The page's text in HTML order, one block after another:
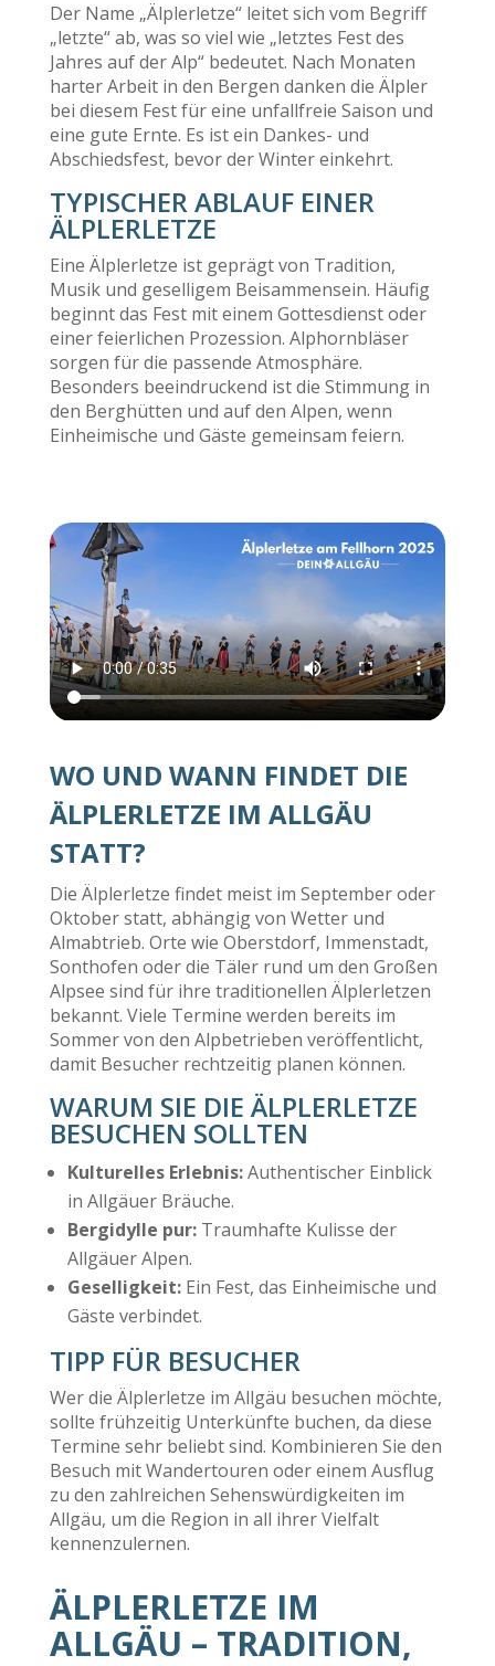
Der Name „Älplerletze“ leitet sich vom Begriff
„letzte“ ab, was so viel wie „letztes Fest des
Jahres auf der Alp“ bedeutet. Nach Monaten
harter Arbeit in den Bergen danken die Älpler
bei diesem Fest für eine unfallfreie Saison und
eine gute Ernte. Es ist ein Dankes- und
Abschiedsfest, bevor der Winter einkehrt.
TYPISCHER ABLAUF EINER
ÄLPLERLETZE
Eine Älplerletze ist geprägt von Tradition,
Musik und geselligem Beisammensein. Häufig
beginnt das Fest mit einem Gottesdienst oder
einer feierlichen Prozession. Alphornbläser
sorgen für die passende Atmosphäre.
Besonders beeindruckend ist die Stimmung in
den Berghütten und auf den Alpen, wenn
Einheimische und Gäste gemeinsam feiern.
WO UND WANN FINDET DIE
ÄLPLERLETZE IM ALLGÄU
STATT?
Die Älplerletze findet meist im September oder
Oktober statt, abhängig von Wetter und
Almabtrieb. Orte wie Oberstdorf, Immenstadt,
Sonthofen oder die Täler rund um den Großen
Alpsee sind für ihre traditionellen Älplerletzen
bekannt. Viele Termine werden bereits im
Sommer von den Alpbetrieben veröffentlicht,
damit Besucher rechtzeitig planen können.
WARUM SIE DIE ÄLPLERLETZE
BESUCHEN SOLLTEN
Kulturelles Erlebnis:Authentischer Einblick
in Allgäuer Bräuche.
Bergidylle pur:Traumhafte Kulisse der
Allgäuer Alpen.
Geselligkeit:Ein Fest, das Einheimische und
Gäste verbindet.
TIPP FÜR BESUCHER
Wer die Älplerletze im Allgäu besuchen möchte,
sollte frühzeitig Unterkünfte buchen, da diese
Termine sehr beliebt sind. Kombinieren Sie den
Besuch mit Wandertouren oder einem Ausflug
zu den zahlreichen Sehenswürdigkeiten im
Allgäu, um die Region in all ihrer Vielfalt
kennenzulernen.
ÄLPLERLETZE IM
ALLGÄU – TRADITION,